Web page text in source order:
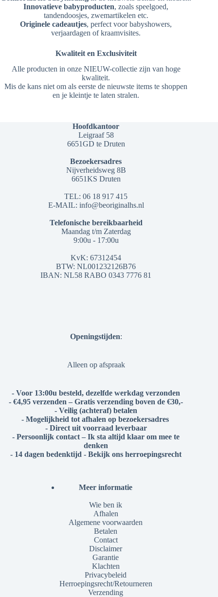
Innovatieve babyproducten, zoals speelgoed,
tandendoosjes, zwemartikelen etc.
Originele cadeautjes, perfect voor babyshowers,
verjaardagen of kraamvisites.
Kwaliteit en Exclusiviteit
Alle producten in onze NIEUW-collectie zijn van hoge
kwaliteit.
Mis de kans niet om als eerste de nieuwste items te shoppen
en je kleintje te laten stralen.
Hoofdkantoor
Leigraaf 58
6651GD te Druten
Bezoekersadres
Nijverheidsweg 8B
6651KS Druten
TEL: 06 18 917 415
E-MAIL: info@beoriginalhs.nl
Telefonische bereikbaarheid
Maandag t/m Zaterdag
9:00u - 17:00u
KvK: 67312454
BTW: NL001232126B76
IBAN: NL58 RABO 0343 7776 81
Openingstijden:
Alleen op afspraak
- Voor 13:00u besteld, dezelfde werkdag verzonden
- €4,95 verzenden – Gratis verzending boven de €30,-
- Veilig (achteraf) betalen
- Mogelijkheid tot afhalen op bezoekersadres
- Direct uit voorraad leverbaar
- Persoonlijk contact – Ik sta altijd klaar om mee te
denken
- 14 dagen bedenktijd - Bekijk ons herroepingsrecht
Meer informatie
Wie ben ik
Afhalen
Algemene voorwaarden
Betalen
Contact
Disclaimer
Garantie
Klachten
Privacybeleid
Herroepingsrecht/Retourneren
Verzending